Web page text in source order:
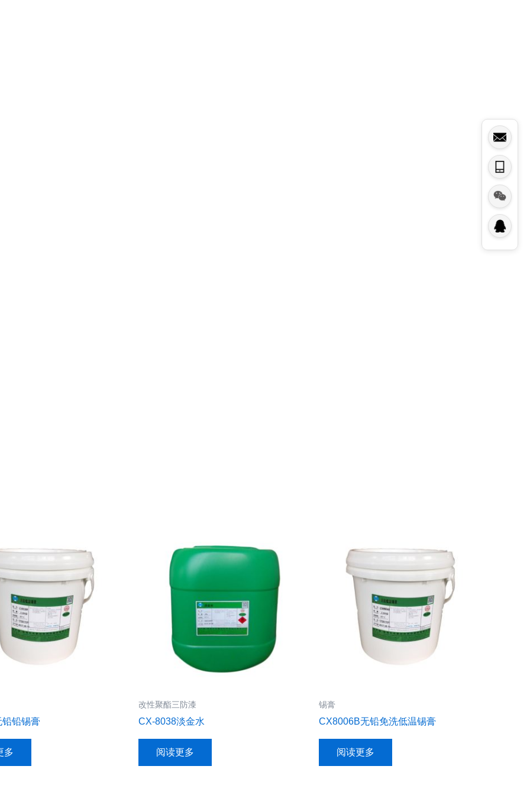
铅锡膏
多
改性聚酯三防漆
CX-8038淡金水
阅读更多
锡膏
CX8006B无铅免洗低温锡膏
阅读更多